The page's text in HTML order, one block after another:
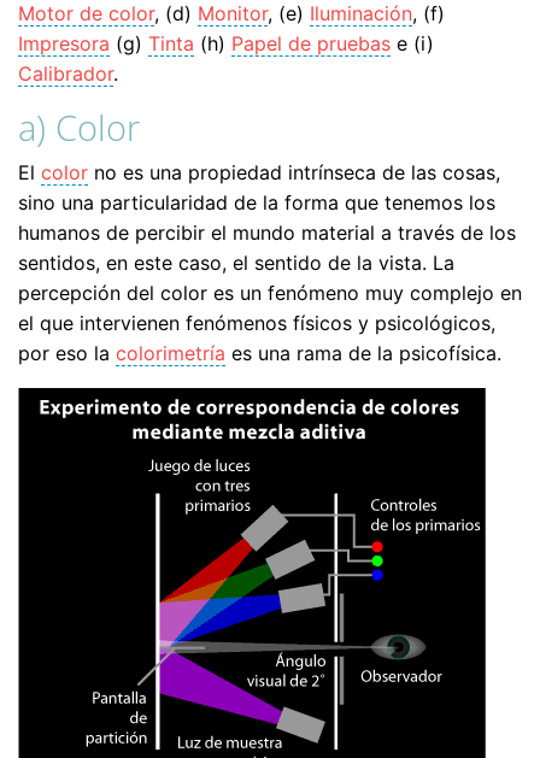
Motor de color, (d) Monitor, (e) Iluminación, (f)
Impresora (g) Tinta (h) Papel de pruebas e (i)
Calibrador.
a) Color
El color no es una propiedad intrínseca de las cosas,
sino una particularidad de la forma que tenemos los
humanos de percibir el mundo material a través de los
sentidos, en este caso, el sentido de la vista. La
percepción del color es un fenómeno muy complejo en
el que intervienen fenómenos físicos y psicológicos,
por eso la colorimetría es una rama de la psicofísica.